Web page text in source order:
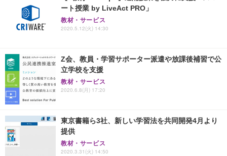
ート授業 by LiveAct PRO」
教材・サービス
2020.5.12(火) 14:30
Z会、教員・学習サポーター派遣や放課後補習で公
立学校を支援
教材・サービス
2020.6.8(月) 17:20
東京書籍ら3社、新しい学習法を共同開発4月より
提供
教材・サービス
2020.3.31(火) 14:50